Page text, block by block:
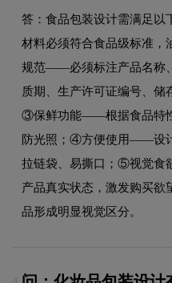
答：食品包装设计需满足
材料必须符合食品级标准
规范——必须标注产品名称
质期、生产许可证编号、储
③保鲜功能——根据食品特性
防光照；④方便使用——设
拉链袋、易撕口；⑤视觉
产品真实状态，激发购买
品形成明显视觉区分。